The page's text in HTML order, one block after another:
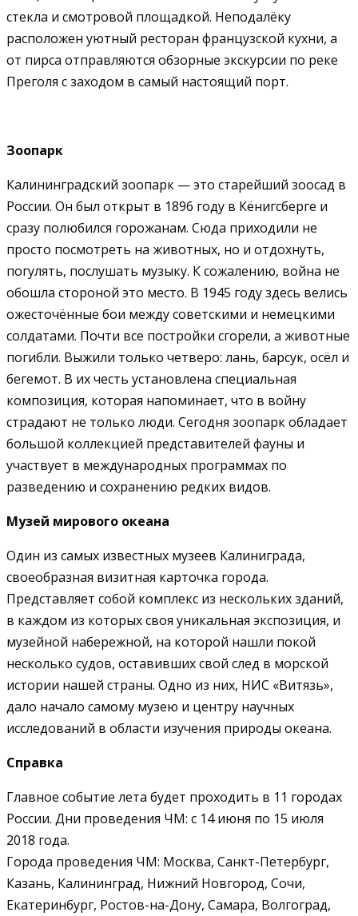
стекла и смотровой площадкой. Неподалёку
расположен уютный ресторан французской кухни, а
от пирса отправляются обзорные экскурсии по реке
Преголя с заходом в самый настоящий порт.
Зоопарк
Калининградский зоопарк — это старейший зоосад в
России. Он был открыт в 1896 году в Кёнигсберге и
сразу полюбился горожанам. Сюда приходили не
просто посмотреть на животных, но и отдохнуть,
погулять, послушать музыку. К сожалению, война не
обошла стороной это место. В 1945 году здесь велись
ожесточённые бои между советскими и немецкими
солдатами. Почти все постройки сгорели, а животные
погибли. Выжили только четверо: лань, барсук, осёл и
бегемот. В их честь установлена специальная
композиция, которая напоминает, что в войну
страдают не только люди. Сегодня зоопарк обладает
большой коллекцией представителей фауны и
участвует в международных программах по
разведению и сохранению редких видов.
Музей мирового океана
Один из самых известных музеев Калиниграда,
своеобразная визитная карточка города.
Представляет собой комплекс из нескольких зданий,
в каждом из которых своя уникальная экспозиция, и
музейной набережной, на которой нашли покой
несколько судов, оставивших свой след в морской
истории нашей страны. Одно из них, НИС «Витязь»,
дало начало самому музею и центру научных
исследований в области изучения природы океана.
Справка
Главное событие лета будет проходить в 11 городах
России. Дни проведения ЧМ: с 14 июня по 15 июля
2018 года.
Города проведения ЧМ: Москва, Санкт-Петербург,
Казань, Калининград, Нижний Новгород, Сочи,
Екатеринбург, Ростов-на-Дону, Самара, Волгоград,